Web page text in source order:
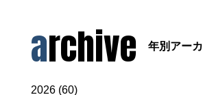
archive 年別アー
2026 (60)